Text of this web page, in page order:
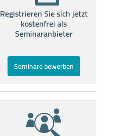
Registrieren Sie sich jetzt
kostenfrei als
Seminaranbieter
Seminare bewerben